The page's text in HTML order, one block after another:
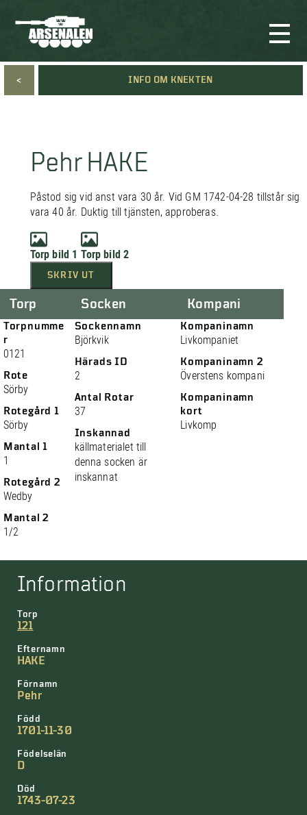
< INFO OM KNEKTEN
Pehr HAKE
Påstod sig vid anst vara 30 år. Vid GM 1742-04-28 tillstår sig
vara 40 år. Duktig till tjänsten, approberas.
Torp bild 1 Torp bild 2
SKRIV UT
Torp
Torpnumme
r
0121
Rote
Sörby
Rotegård 1
Sörby
Mantal 1
1
Rotegård 2
Wedby
Mantal 2
1/2
Socken
Sockennamn
Björkvik
Härads ID
2
Antal Rotar
37
Inskannad
källmaterialet till
denna socken är
inskannat
Kompani
Kompaninamn
Livkompaniet
Kompaninamn 2
Överstens kompani
Kompaninamn
kort
Livkomp
Information
Torp
121
Efternamn
HAKE
Förnamn
Pehr
Född
1701-11-30
Födelselän
D
Död
1743-07-23